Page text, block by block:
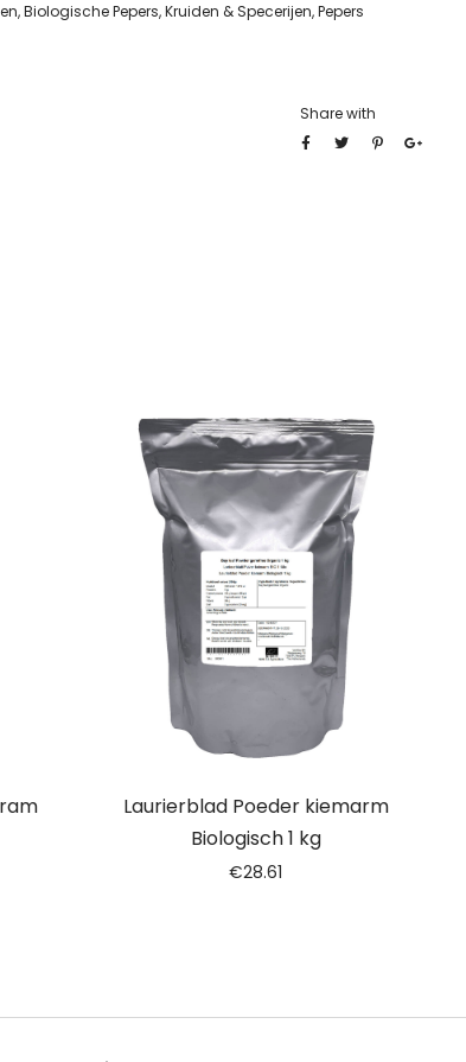
,Biologische Pepers,Kruiden & Specerijen,Pepers
Share with
Laurierblad Poeder kiemarm
Biologisch 1 kg
€28.61